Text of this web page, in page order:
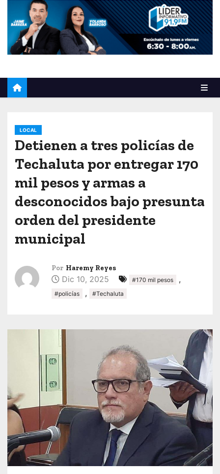
LOCAL
Detienen a tres policías de
Techaluta por entregar 170
mil pesos y armas a
desconocidos bajo presunta
orden del presidente
municipal
Por Haremy Reyes
Dic 10, 2025 #170 mil pesos ,
#policías , #Techaluta